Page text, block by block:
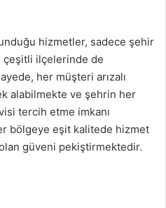
hizmetler, sadece şehir
çeşitli ilçelerinde de
her müşteri arızalı
alabilmekte ve şehrin her
tercih etme imkanı
bölgeye eşit kalitede hizmet
güveni pekiştirmektedir.